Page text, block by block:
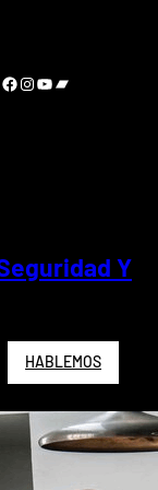
Facebook Instagram YouTube Bandcamp
Y
HABLEMOS